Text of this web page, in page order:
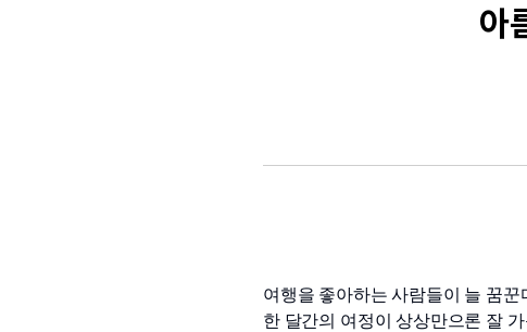
아
여행을 좋아하는 사람들이 늘 꿈꾼
한 달간의 여정이 상상만으론 잘